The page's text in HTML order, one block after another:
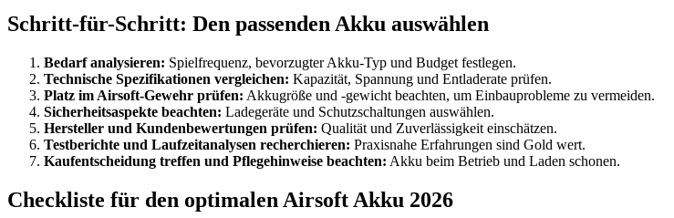
Schritt-für-Schritt: Den passenden Akku auswählen
Bedarf analysieren: Spielfrequenz, bevorzugter Akku-Typ und Budget festlegen.
Technische Spezifikationen vergleichen: Kapazität, Spannung und Entladerate prüfen.
Platz im Airsoft-Gewehr prüfen: Akkugröße und -gewicht beachten, um Einbauprobleme zu vermeiden.
Sicherheitsaspekte beachten: Ladegeräte und Schutzschaltungen auswählen.
Hersteller und Kundenbewertungen prüfen: Qualität und Zuverlässigkeit einschätzen.
Testberichte und Laufzeitanalysen recherchieren: Praxisnahe Erfahrungen sind Gold wert.
Kaufentscheidung treffen und Pflegehinweise beachten: Akku beim Betrieb und Laden schonen.
Checkliste für den optimalen Airsoft Akku 2026